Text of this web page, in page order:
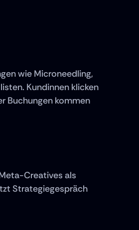
wie Microneedling,
Kundinnen klicken
Buchungen kommen
Creatives als
Strategiegespräch